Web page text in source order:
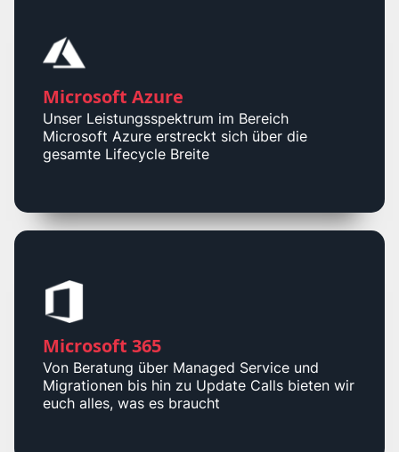
Microsoft Azure
Unser Leistungsspektrum im Bereich
Microsoft Azure erstreckt sich über die
gesamte Lifecycle Breite
Microsoft 365
Von Beratung über Managed Service und
Migrationen bis hin zu Update Calls bieten wir
euch alles, was es braucht